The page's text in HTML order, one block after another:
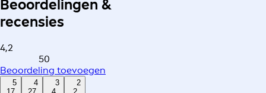
Beoordelingen &
recensies
4,2
50
Beoordeling toevoegen
5
4
3
2